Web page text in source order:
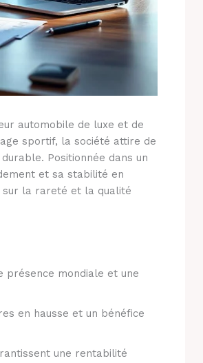
automobile de luxe et de
sportif, la société attire de
Positionnée dans un
et sa stabilité en
sur la rareté et la qualité
présence mondiale et une
en hausse et un bénéfice
une rentabilité